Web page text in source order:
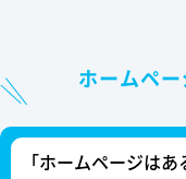
ホームペ
「ホームページは